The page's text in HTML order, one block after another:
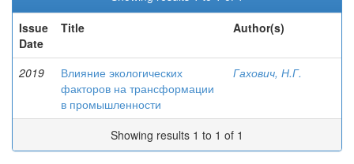
Issue
Date
Title Author(s)
2019
Влияние экологических
факторов на трансформации
в промышленности
Гахович, Н.Г.
Showing results 1 to 1 of 1